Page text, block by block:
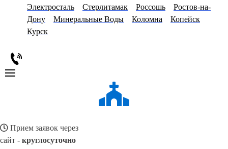
Электросталь
Стерлитамак Россошь
Ростов-на-
Дону
Минеральные Воды Коломна
Копейск
Курск
Прием заявок через
сайт - круглосуточно